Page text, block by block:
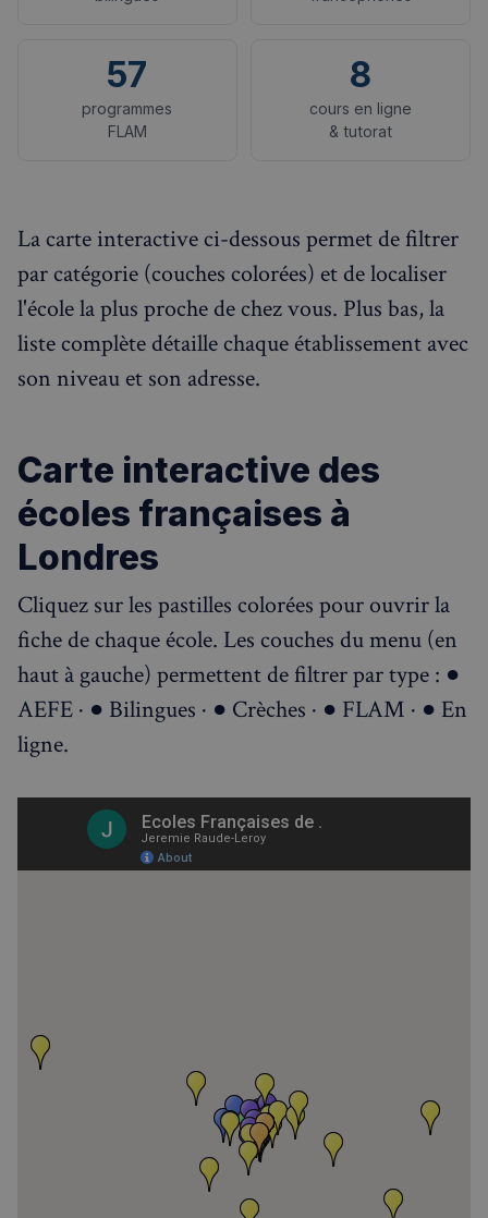
Rechercher dans Français à Londres - Magazine
RECHERCHES POPULAIRES
Annuaire des professionnels
Visites guidées
Événements à venir
57
programmes
FLAM
8
cours en ligne
& tutorat
La carte interactive ci-dessous permet de filtrer
par catégorie (couches colorées) et de localiser
l'école la plus proche de chez vous. Plus bas, la
liste complète détaille chaque établissement avec
son niveau et son adresse.
Carte interactive des
écoles françaises à
Londres
Cliquez sur les pastilles colorées pour ouvrir la
fiche de chaque école. Les couches du menu (en
haut à gauche) permettent de filtrer par type : ●
AEFE · ● Bilingues · ● Crèches · ● FLAM · ● En
ligne.